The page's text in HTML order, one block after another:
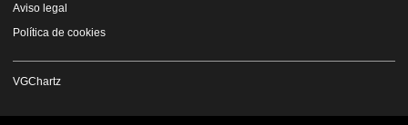
Aviso legal
Política de cookies
VGChartz